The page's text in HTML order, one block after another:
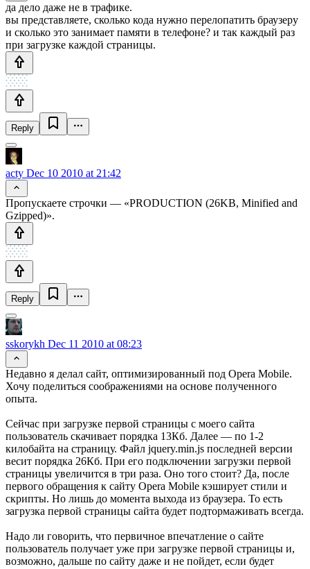
да дело даже не в трафике.
вы представляете, сколько кода нужно перелопатить браузеру
и сколько это занимает памяти в телефоне? и так каждый раз
при загрузке каждой страницы.
Reply
acty Dec 10 2010 at 21:42
Пропускаете строчки — «PRODUCTION (26KB, Minified and
Gzipped)».
Reply
sskorykh Dec 11 2010 at 08:23
Недавно я делал сайт, оптимизированный под Opera Mobile.
Хочу поделиться соображениями на основе полученного
опыта.
Сейчас при загрузке первой страницы с моего сайта
пользователь скачивает порядка 13Кб. Далее — по 1-2
килобайта на страницу. Файл jquery.min.js последней версии
весит порядка 26Кб. При его подключении загрузки первой
страницы увеличится в три раза. Оно того стоит? Да, после
первого обращения к сайту Opera Mobile кэширует стили и
скрипты. Но лишь до момента выхода из браузера. То есть
загрузка первой страницы сайта будет подтормаживать всегда.
Надо ли говорить, что первичное впечатление о сайте
пользователь получает уже при загрузке первой страницы и,
возможно, дальше по сайту даже и не пойдет, если будет